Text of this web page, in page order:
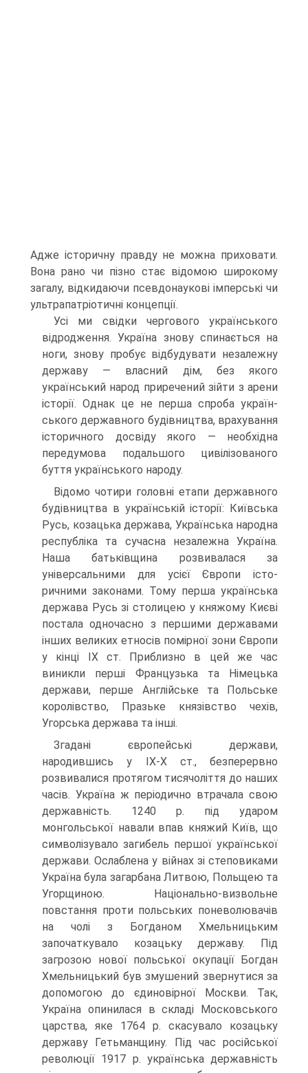
Адже історичну правду не можна приховати.
Вона рано чи пізно стає відомою широкому
загалу, відкидаючи псевдонаукові імперські чи
ультрапатріотичні концепції.
Усі ми свідки чергового українського
відродження. Україна знову спинається на
ноги, знову пробує відбудувати незалежну
державу — власний дім, без якого
український народ прирече­ний зійти з арени
історії. Однак це не перша спроба україн­
ського державного будівництва, врахування
історичного досвіду якого — необхідна
передумова подальшого цивілізованого
буття українського народу.
Відомо чотири головні етапи державного
будівництва в укра­їнській історії: Київська
Русь, козацька держава, Українська народна
республіка та сучасна незалежна Україна.
Наша бать­ківщина розвивалася за
універсальними для усієї Європи істо­
ричними законами. Тому перша українська
держава Русь зі сто­лицею у княжому Києві
постала одночасно з першими державами
інших великих етносів помірної зони Європи
у кінці IX ст. Приблизно в цей же час
виникли перші Французька та Німецька
держави, перше Англійське та Польське
королівство, Празьке князівство чехів,
Угорська держава та інші.
Згадані європейські держави,
народившись у ІХ-Х ст., без­перервно
розвивалися протягом тисячоліття до наших
часів. Україна ж періодично втрачала свою
державність. 1240 р. під ударом
монгольської навали впав княжий Київ, що
символізу­вало загибель першої української
держави. Ослаблена у війнах зі степовиками
Україна була загарбана Литвою, Польщею та
Угорщиною. Національно-визвольне
повстання проти польських поневолювачів
на чолі з Богданом Хмельницьким
започаткувало козацьку державу. Під
загрозою нової польської окупації Богдан
Хмельницький був змушений звернутися за
допомогою до єди­новірної Москви. Так,
Україна опинилася в складі Московського
царства, яке 1764 р. скасувало козацьку
державу Гетьманщину. Під час російської
революції 1917 р. українська державність